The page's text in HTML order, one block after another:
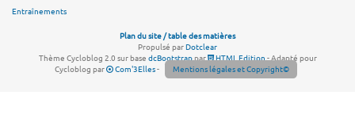
Entraînements
Plan du site / table des matières
Propulsé parDotclear
Thème Cycloblog 2.0 sur base dcBootstrappar HTML Edition- Adapté pour
Cycloblog par
Com'3Elles- Mentions légales et Copyright©